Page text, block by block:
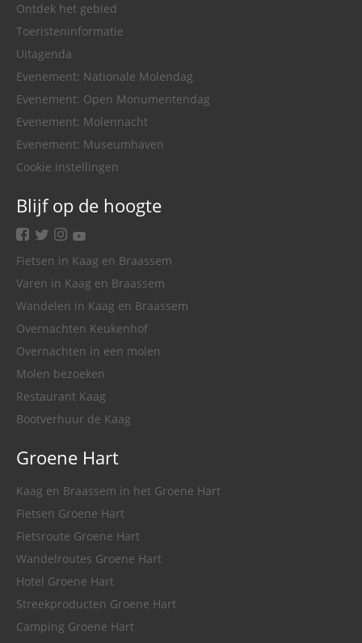
Ontdek het gebied
Toeristeninformatie
Uitagenda
Evenement: Nationale Molendag
Evenement: Open Monumentendag
Evenement: Molennacht
Evenement: Museumhaven
Cookie instellingen
Blijf op de hoogte
facebook
twitterinstagram
youtube
Fietsen in Kaag en Braassem
Varen in Kaag en Braassem
Wandelen in Kaag en Braassem
Overnachten Keukenhof
Overnachten in een molen
Molen bezoeken
Restaurant Kaag
Bootverhuur de Kaag
Groene Hart
Kaag en Braassem in het Groene Hart
Fietsen Groene Hart
Fietsroute Groene Hart
Wandelroutes Groene Hart
Hotel Groene Hart
Streekproducten Groene Hart
Camping Groene Hart